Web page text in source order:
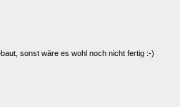
sonst wäre es wohl noch nicht fertig :-)